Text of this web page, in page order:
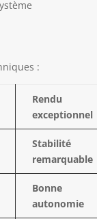
vue.
la
la
la
et
à
:
Rendu
exceptionnel
Stabilité
remarquable
Bonne
autonomie